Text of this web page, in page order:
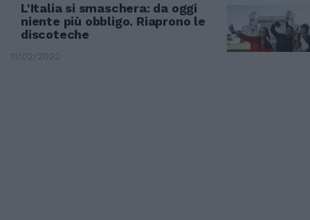
L'Italia si smaschera: da oggi
niente più obbligo. Riaprono le
discoteche
11/02/2022